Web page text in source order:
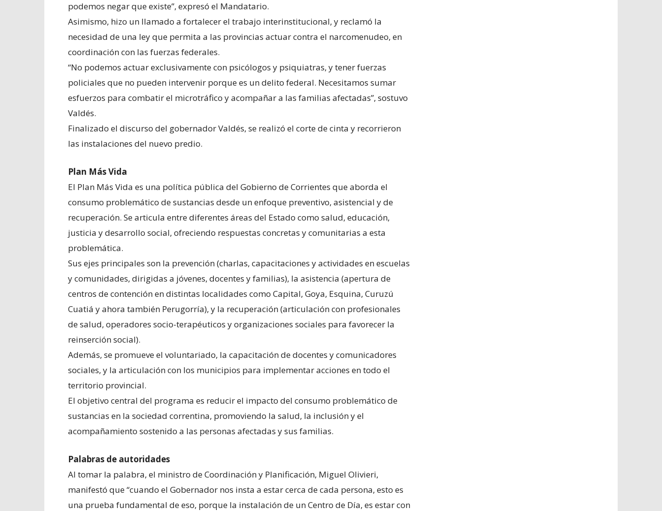
podemos negar que existe”, expresó el Mandatario.
Asimismo, hizo un llamado a fortalecer el trabajo interinstitucional, y reclamó la
necesidad de una ley que permita a las provincias actuar contra el narcomenudeo, en
coordinación con las fuerzas federales.
“No podemos actuar exclusivamente con psicólogos y psiquiatras, y tener fuerzas
policiales que no pueden intervenir porque es un delito federal. Necesitamos sumar
esfuerzos para combatir el microtráfico y acompañar a las familias afectadas”, sostuvo
Valdés.
Finalizado el discurso del gobernador Valdés, se realizó el corte de cinta y recorrieron
las instalaciones del nuevo predio.
Plan Más Vida
El Plan Más Vida es una política pública del Gobierno de Corrientes que aborda el
consumo problemático de sustancias desde un enfoque preventivo, asistencial y de
recuperación. Se articula entre diferentes áreas del Estado como salud, educación,
justicia y desarrollo social, ofreciendo respuestas concretas y comunitarias a esta
problemática.
Sus ejes principales son la prevención (charlas, capacitaciones y actividades en escuelas
y comunidades, dirigidas a jóvenes, docentes y familias), la asistencia (apertura de
centros de contención en distintas localidades como Capital, Goya, Esquina, Curuzú
Cuatiá y ahora también Perugorría), y la recuperación (articulación con profesionales
de salud, operadores socio-terapéuticos y organizaciones sociales para favorecer la
reinserción social).
Además, se promueve el voluntariado, la capacitación de docentes y comunicadores
sociales, y la articulación con los municipios para implementar acciones en todo el
territorio provincial.
El objetivo central del programa es reducir el impacto del consumo problemático de
sustancias en la sociedad correntina, promoviendo la salud, la inclusión y el
acompañamiento sostenido a las personas afectadas y sus familias.
Palabras de autoridades
Al tomar la palabra, el ministro de Coordinación y Planificación, Miguel Olivieri,
manifestó que “cuando el Gobernador nos insta a estar cerca de cada persona, esto es
una prueba fundamental de eso, porque la instalación de un Centro de Día, es estar con